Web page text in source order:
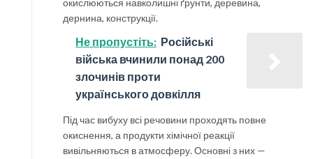
окислюються навколишні ґрунти, деревина,
дернина, конструкції.
Не пропустіть: Російські
війська вчинили понад 200
злочинів проти
українського довкілля
Під час вибуху всі речовини проходять повне
окиснення, а продукти хімічної реакції
вивільняються в атмосферу. Основні з них —